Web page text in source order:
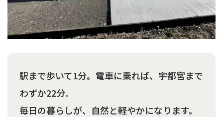
駅まで歩いて1分。電車に乗れば、宇都宮まで
わずか22分。
毎日の暮らしが、自然と軽やかになります。